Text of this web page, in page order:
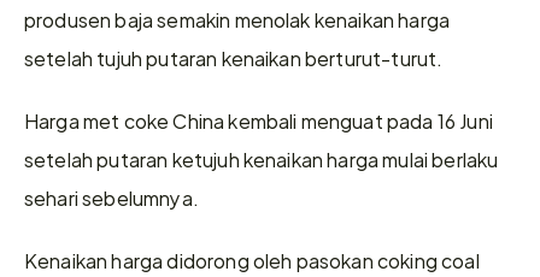
produsen baja semakin menolak kenaikan harga
setelah tujuh putaran kenaikan berturut-turut.
Harga met coke China kembali menguat pada 16 Juni
setelah putaran ketujuh kenaikan harga mulai berlaku
sehari sebelumnya.
Kenaikan harga didorong oleh pasokan coking coal